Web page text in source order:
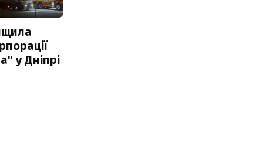
у Дніпрі